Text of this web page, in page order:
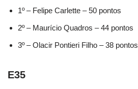
1º – Felipe Carlette – 50 pontos
2º – Maurício Quadros – 44 pontos
3º – Olacir Pontieri Filho – 38 pontos
E35